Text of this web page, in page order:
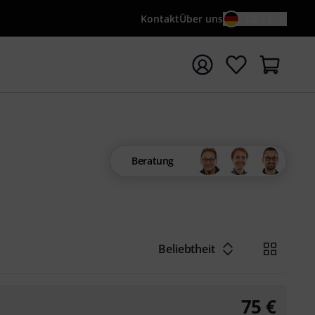
KontaktÜber uns
mit Suchwort {searchTerm} starten
Beratung
Beliebtheit
75 €